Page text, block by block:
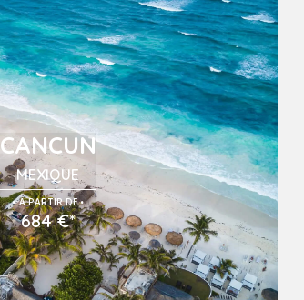
CANCUN
MEXIQUE
. A PARTIR DE .
684 €*